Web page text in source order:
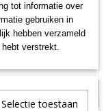
totaal!
tot informatie over
gebruiken in
hebben verzameld
verstrekt.
Selectie toestaan